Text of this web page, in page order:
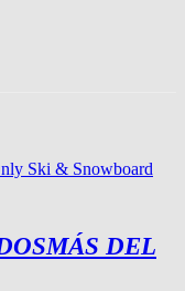
Ski & Snowboard
MÁS DEL